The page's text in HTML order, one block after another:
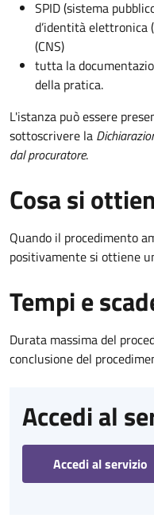
SPID (sistema
d’identità elettronica
(CNS)
tutta la
della pratica.
L'istanza può essere
sottoscrivere la
dal procuratore.
Cosa si
Quando il procedimento
positivamente si ottiene
Tempi e
Durata massima del
conclusione del
Accedi al
Accedi al servizio